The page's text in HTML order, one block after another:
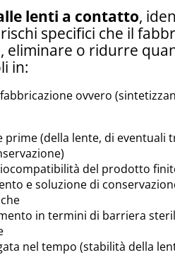
lenti a contatto,
specifici che il
eliminare o ridurre
in:
ovvero
prime (della lente, di eventuali
del prodotto
e soluzione di
in termini di barriera
nel tempo (stabilità della